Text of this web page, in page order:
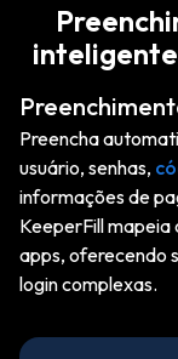
Preencha
usuário, senhas,
informações de
KeeperFill
apps, oferecendo
login complexas.